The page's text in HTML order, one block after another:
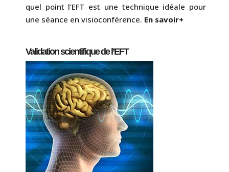
quel point l’EFT est une technique idéale pour
une séance en visioconférence. En savoir+
Validation scientifique de l’EFT